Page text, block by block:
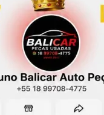
Altura
Peso
Modelo:
SKU: